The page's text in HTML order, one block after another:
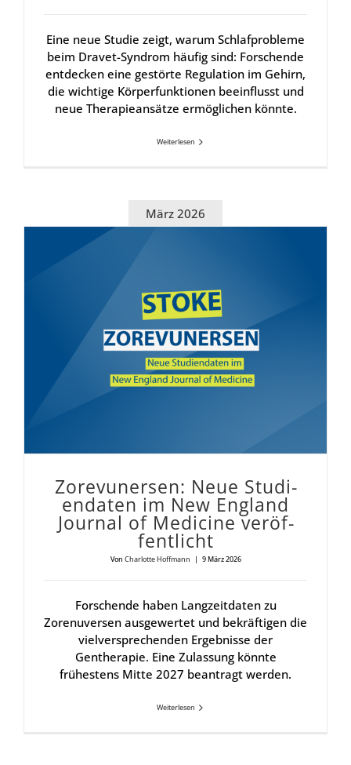
Eine neue Studie zeigt, warum Schlafprobleme
beim Dravet-Syndrom häufig sind: Forschende
entdecken eine gestörte Regulation im Gehirn,
die wichtige Körperfunktionen beeinflusst und
neue Therapieansätze ermöglichen könnte.
Weiterlesen
März 2026
Zore­vu­n­er­sen: Neue Stu­di­
en­da­ten im New Eng­land
Jour­nal of Medi­ci­ne ver­öf­
fent­licht
Von Charlotte Hoffmann | 9 März 2026
Forschende haben Langzeitdaten zu
Zorenuversen ausgewertet und bekräftigen die
vielversprechenden Ergebnisse der
Gentherapie. Eine Zulassung könnte
frühestens Mitte 2027 beantragt werden.
Weiterlesen